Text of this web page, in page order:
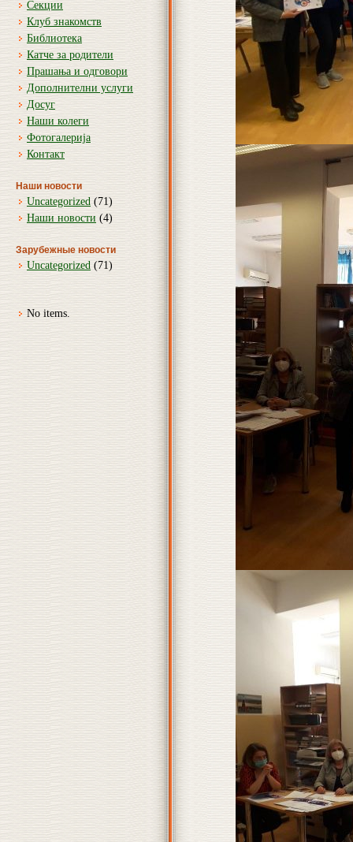
Секции
Клуб знакомств
Библиотека
Катче за родители
Прашања и одговори
Дополнителни услуги
Досуг
Наши колеги
Фотогалерија
Контакт
Наши новости
Uncategorized (71)
Наши новости (4)
Зарубежные новости
Uncategorized (71)
No items.